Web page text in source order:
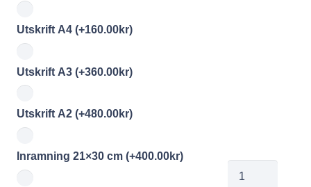
Utskrift A4 (+160.00kr)
Utskrift A3 (+360.00kr)
Utskrift A2 (+480.00kr)
Inramning 21×30 cm (+400.00kr)